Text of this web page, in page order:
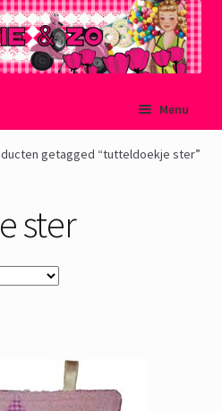
Menu
getagged “tutteldoekje ster”
ster